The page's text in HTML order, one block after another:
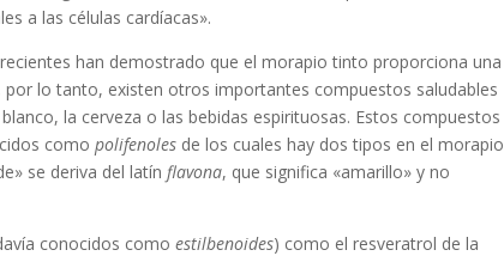
a las células cardíacas».
han demostrado que el morapio tinto proporciona una
lo tanto, existen otros importantes compuestos saludables
la cerveza o las bebidas espirituosas. Estos compuestos
comopolifenoles de los cuales hay dos tipos en el morapio
se deriva del latínflavona, que significa «amarillo» y no
conocidos comoestilbenoides) como el resveratrol de la